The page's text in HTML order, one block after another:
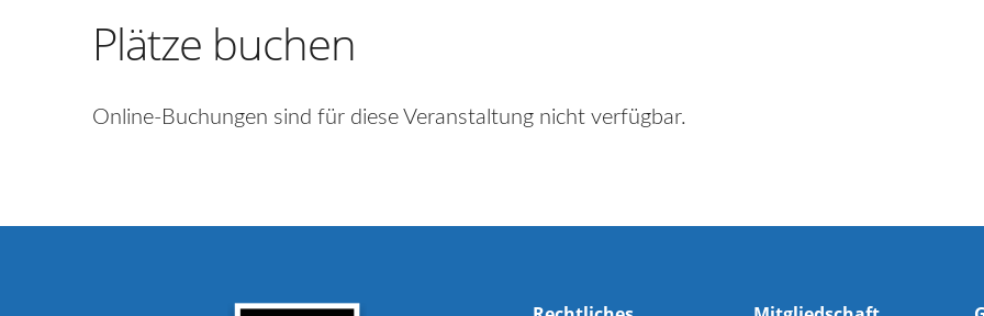
Plätze buchen
Online-Buchungen sind für diese Veranstaltung nicht verfügbar.